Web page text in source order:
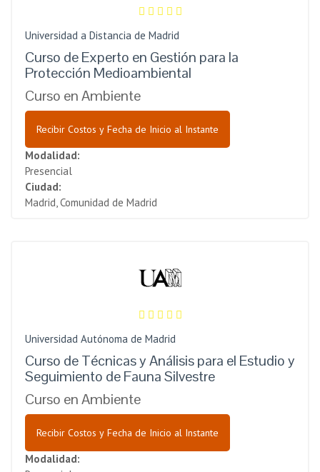
Universidad a Distancia de Madrid
Curso de Experto en Gestión para la
Protección Medioambiental
Curso en Ambiente
Recibir Costos y Fecha de Inicio al Instante
Modalidad:
Presencial
Ciudad:
Madrid, Comunidad de Madrid
Universidad Autónoma de Madrid
Curso de Técnicas y Análisis para el Estudio y
Seguimiento de Fauna Silvestre
Curso en Ambiente
Recibir Costos y Fecha de Inicio al Instante
Modalidad: